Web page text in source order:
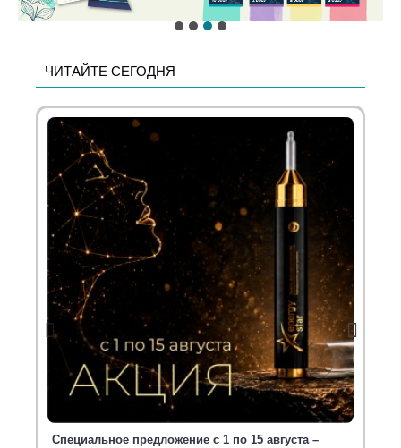
ЧИТАЙТЕ СЕГОДНЯ
Специальное предложение с 1 по 15 августа –